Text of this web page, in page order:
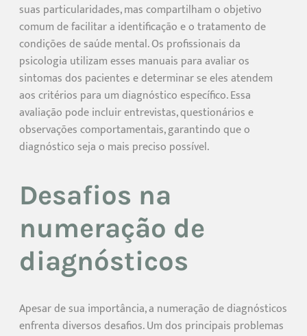
suas particularidades, mas compartilham o objetivo
comum de facilitar a identificação e o tratamento de
condições de saúde mental. Os profissionais da
psicologia utilizam esses manuais para avaliar os
sintomas dos pacientes e determinar se eles atendem
aos critérios para um diagnóstico específico. Essa
avaliação pode incluir entrevistas, questionários e
observações comportamentais, garantindo que o
diagnóstico seja o mais preciso possível.
Desafios na
numeração de
diagnósticos
Apesar de sua importância, a numeração de diagnósticos
enfrenta diversos desafios. Um dos principais problemas